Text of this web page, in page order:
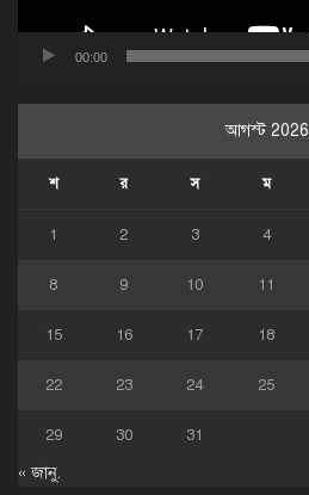
00:00
আগস্ট 2026
শ র স ম
1 2 3 4
8 9 10 11
15 16 17 18
22 23 24 25
29 30 31
« জানু.